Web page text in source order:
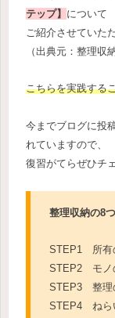
テップ】 について
ご紹介させていた
（出典元：整理収
こちらを実践する
今までブログに投
れていますので、
復習がてらぜひチ
整理収納の8
STEP1 所有
STEP2 モノ
STEP3 整理
STEP4 ねら